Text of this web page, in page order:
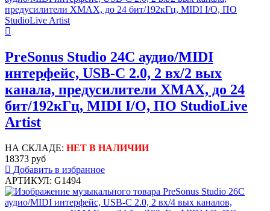
PreSonus Studio 24C аудио/MIDI
интерфейс, USB-C 2.0, 2 вх/2 вых
канала, предусилители XMAX, до 24
бит/192кГц, MIDI I/O, ПО StudioLive
Artist
НА СКЛАДЕ: НЕТ В НАЛИЧИИ
18373 руб
Добавить в избранное
АРТИКУЛ: G1494